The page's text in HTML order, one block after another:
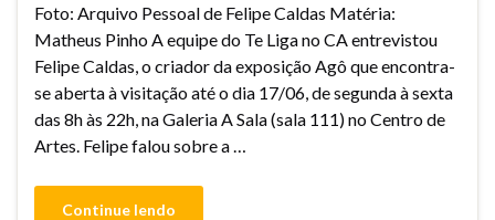
Foto: Arquivo Pessoal de Felipe Caldas Matéria:
Matheus Pinho A equipe do Te Liga no CA entrevistou
Felipe Caldas, o criador da exposição Agô que encontra-
se aberta à visitação até o dia 17/06, de segunda à sexta
das 8h às 22h, na Galeria A Sala (sala 111) no Centro de
Artes. Felipe falou sobre a …
Continue lendo